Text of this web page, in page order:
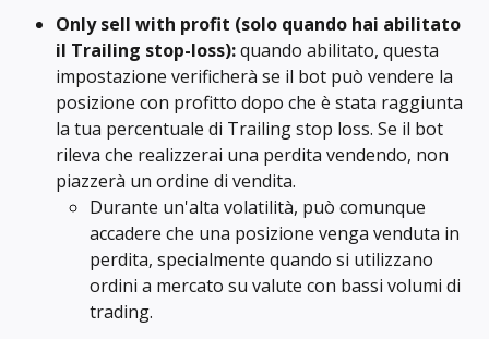
Only sell with profit (solo quando hai abilitato
il Trailing stop-loss): quando abilitato, questa
impostazione verificherà se il bot può vendere la
posizione con profitto dopo che è stata raggiunta
la tua percentuale di Trailing stop loss. Se il bot
rileva che realizzerai una perdita vendendo, non
piazzerà un ordine di vendita.
Durante un'alta volatilità, può comunque
accadere che una posizione venga venduta in
perdita, specialmente quando si utilizzano
ordini a mercato su valute con bassi volumi di
trading.